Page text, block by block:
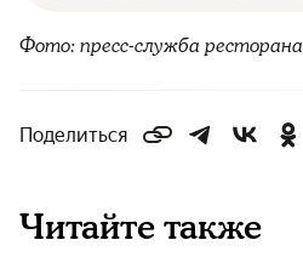
Фото: пресс-служба ресторана
Поделиться
Читайте также